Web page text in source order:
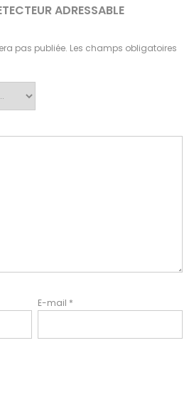
ADRESSABLE
pas publiée. Les champs obligatoires
E-mail *